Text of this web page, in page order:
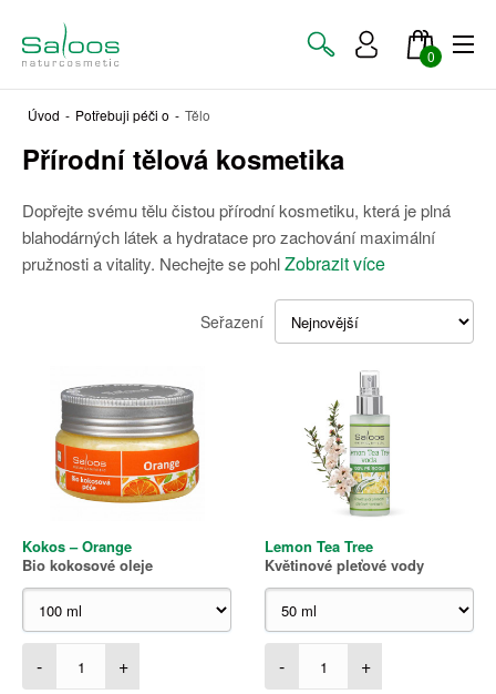
0
Úvod - Potřebuji péči o - Tělo
Přírodní tělová kosmetika
Dopřejte svému tělu čistou přírodní kosmetiku, která je plná
blahodárných látek a hydratace pro zachování maximální
pružnosti a vitality. Nechejte se pohlZobrazit více
Seřazení
Kokos – Orange
Bio kokosové oleje
- +
Lemon Tea Tree
Květinové pleťové vody
- +